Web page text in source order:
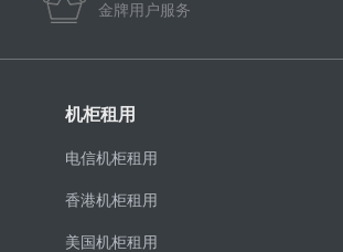
金牌用户服务
机柜租用
电信机柜租用
香港机柜租用
美国机柜租用